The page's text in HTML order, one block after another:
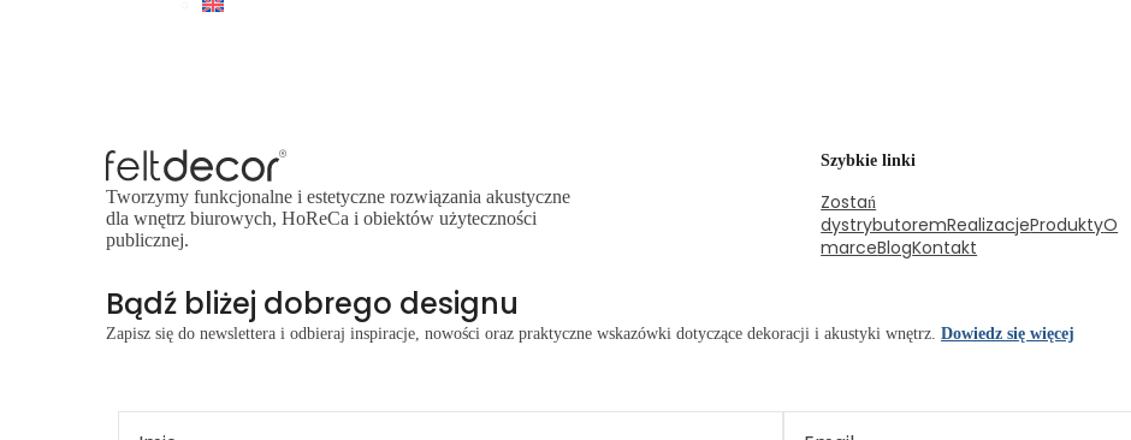
Tworzymy funkcjonalne i estetyczne rozwiązania akustyczne
dla wnętrz biurowych, HoReCa i obiektów użyteczności
publicznej.
Szybkie linki
Zostań
dystrybutoremRealizacjeProduktyO
marceBlogKontakt
Bądź bliżej dobrego designu
Zapisz się do newslettera i odbieraj inspiracje, nowości oraz praktyczne wskazówki dotyczące dekoracji i akustyki wnętrz. Dowiedz się więcej